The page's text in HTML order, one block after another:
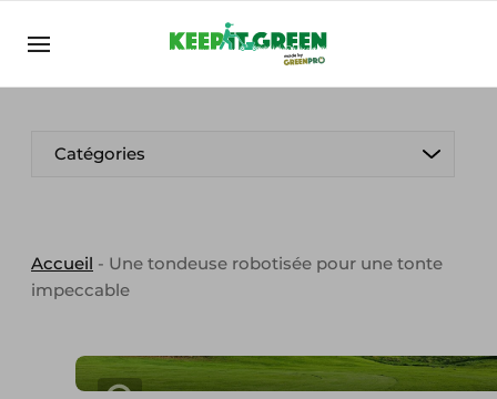
FR ENG FR
Catégories
Accueil - Une tondeuse robotisée pour une tonte
impeccable